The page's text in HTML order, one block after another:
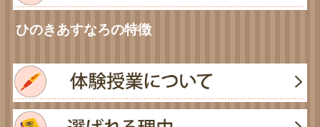
ひのきあすなろの特徴